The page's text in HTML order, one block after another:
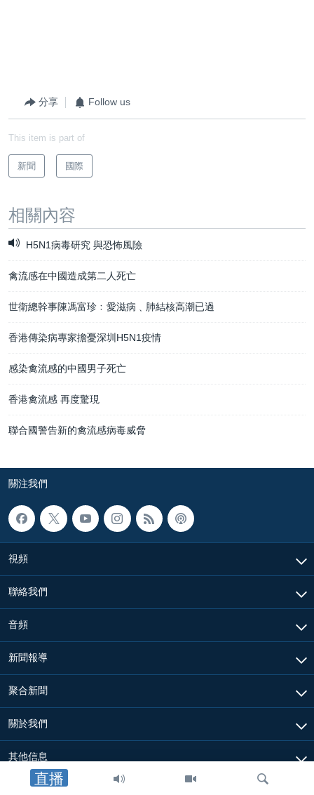
直播
分享 Follow us
This item is part of
新聞 國際
相關內容
H5N1病毒研究 與恐怖風險
禽流感在中國造成第二人死亡
世衛總幹事陳馮富珍﹕愛滋病﹑肺結核高潮已過
香港傳染病專家擔憂深圳H5N1疫情
感染禽流感的中國男子死亡
香港禽流感 再度驚現
聯合國警告新的禽流感病毒威脅
關注我們
視頻
聯絡我們
音頻
新聞報導
聚合新聞
關於我們
其他信息